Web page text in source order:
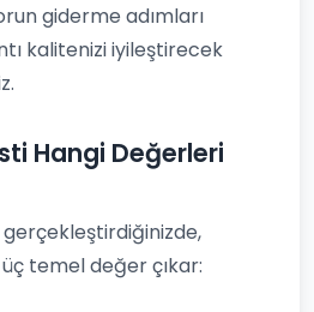
giderme adımları
kalitenizi iyileştirecek
Hangi Değerleri
temel değer çıkar: